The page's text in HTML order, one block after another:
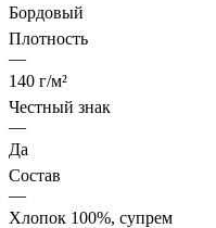
Бордовый
Плотность
—
140 г/м²
Честный знак
—
Да
Состав
—
Хлопок 100%, супрем